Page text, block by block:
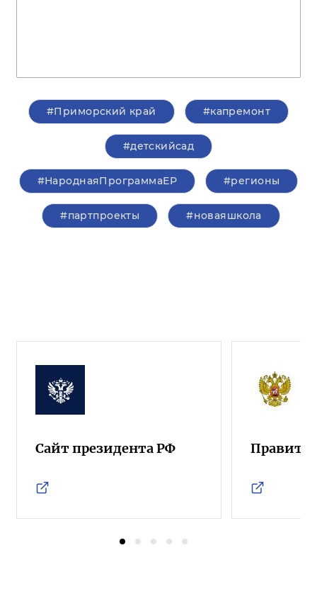
#Приморский край #капремонт
#детскийсад
#НароднаяПрограммаЕР #регионы
#партпроекты #новаяшкола
Сайт президента РФ